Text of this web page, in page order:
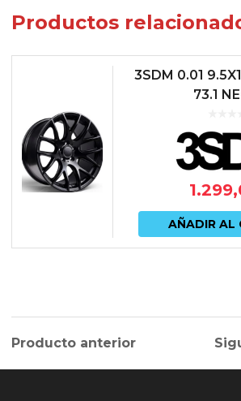
Productos
3SDM 0.01
73.1
AÑADIR AL
Producto anterior